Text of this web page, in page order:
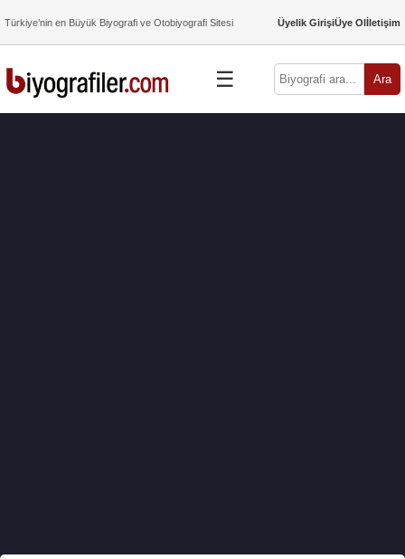
Türkiye’nin en Büyük Biyografi ve Otobiyografi Sitesi Üyelik GirişiÜye Olİletişim
☰ Ara